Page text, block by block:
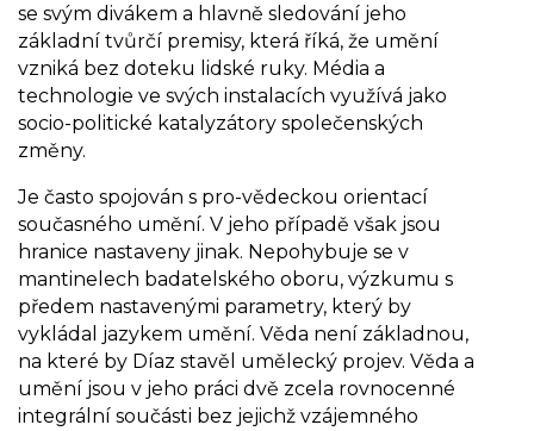
se svým divákem a hlavně sledování jeho
základní tvůrčí premisy, která říká, že umění
vzniká bez doteku lidské ruky. Média a
technologie ve svých instalacích využívá jako
socio-politické katalyzátory společenských
změny.
Je často spojován s pro-vědeckou orientací
současného umění. V jeho případě však jsou
hranice nastaveny jinak. Nepohybuje se v
mantinelech badatelského oboru, výzkumu s
předem nastavenými parametry, který by
vykládal jazykem umění. Věda není základnou,
na které by Díaz stavěl umělecký projev. Věda a
umění jsou v jeho práci dvě zcela rovnocenné
integrální součásti bez jejichž vzájemného